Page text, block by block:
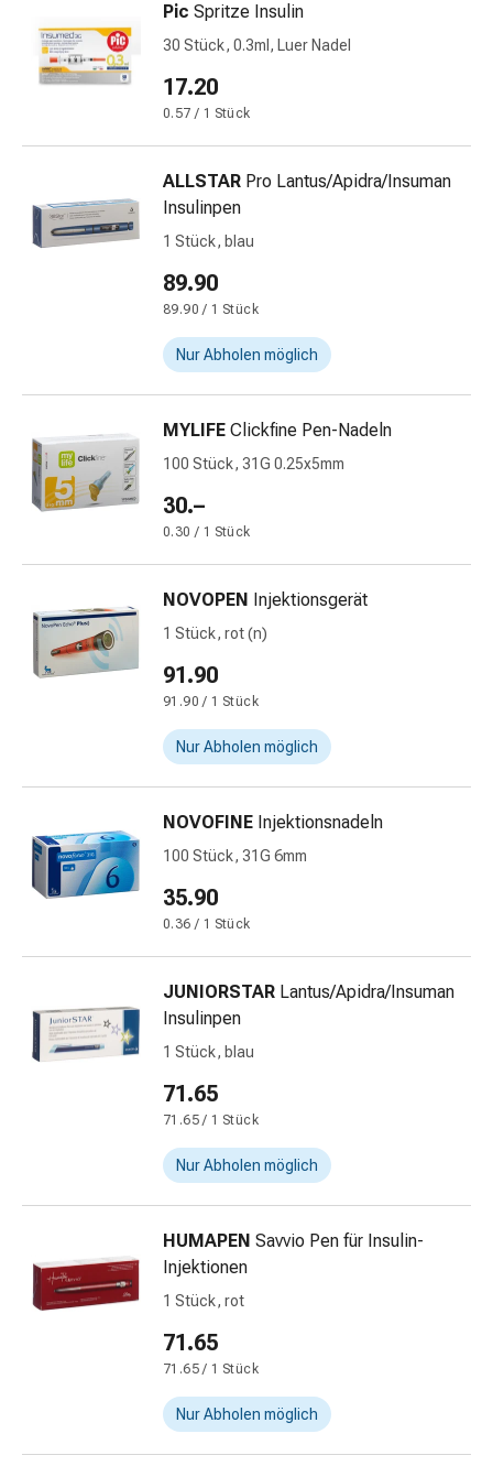
Netzverbände
Verbandsmaterial
Verbrennungen
Sonnenbrand
Verbandwechsel-
Sets
Wundauflagen
Wundbehandlung
Wundsprays
Wundverschlussstreifen
Tupfer
Ohren
und
Ohrenpflege
Augentropfen
Augenentzündungen
Augenhygiene
Herztherapie
Kompressions-
Strümpfe
Kreislaufbeschwerden
Rauchstopp
Venenbeschwerden
Gedächtnis-
&
Konzentrationsstörung
Heuschnupfen
Antiallergika
Haut
Nase
Darm
Durchfall
Hämorrhoiden
Magenbrennen
Übelkeit
Erbrechen
Pic Spritze Insulin
30 Stück, 0.3ml, Luer Nadel
17.20
0.57 / 1 Stück
ALLSTAR Pro Lantus/Apidra/Insuman
Insulinpen
1 Stück, blau
89.90
89.90 / 1 Stück
Nur Abholen möglich
MYLIFE Clickfine Pen-Nadeln
100 Stück, 31G 0.25x5mm
30.–
0.30 / 1 Stück
NOVOPEN Injektionsgerät
1 Stück, rot (n)
91.90
91.90 / 1 Stück
Nur Abholen möglich
NOVOFINE Injektionsnadeln
100 Stück, 31G 6mm
35.90
0.36 / 1 Stück
JUNIORSTAR Lantus/Apidra/Insuman
Insulinpen
1 Stück, blau
71.65
71.65 / 1 Stück
Nur Abholen möglich
HUMAPEN Savvio Pen für Insulin-
Injektionen
1 Stück, rot
71.65
71.65 / 1 Stück
Nur Abholen möglich